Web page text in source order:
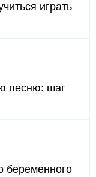
играть
песню: шаг
беременного